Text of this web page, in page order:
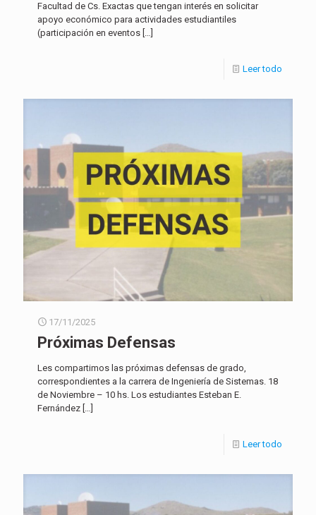
Facultad de Cs. Exactas que tengan interés en solicitar
apoyo económico para actividades estudiantiles
(participación en eventos […]
Leer todo
17/11/2025
Próximas Defensas
Les compartimos las próximas defensas de grado,
correspondientes a la carrera de Ingeniería de Sistemas. 18
de Noviembre – 10 hs. Los estudiantes Esteban E.
Fernández […]
Leer todo